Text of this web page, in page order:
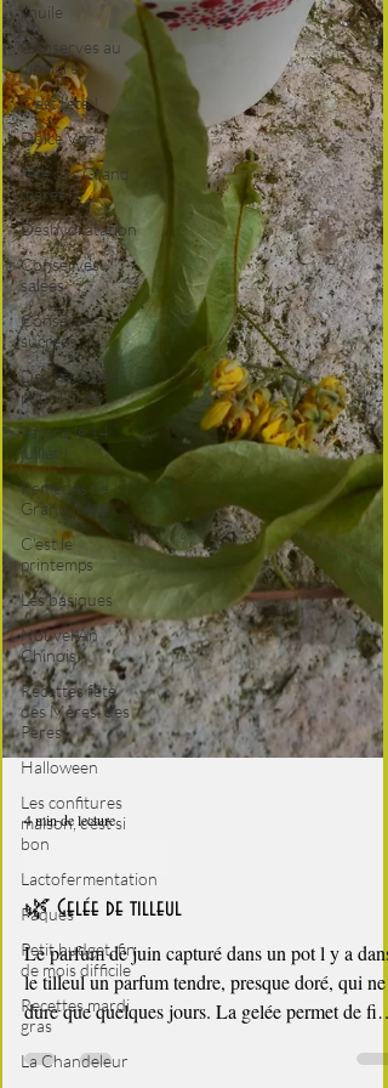
l'huile
Conserves au
vinaigre
C'est l'été !
Dolce Vita
fête des Grand
mères
Déshydratation
Conserves
salées
Conserves
sucrées
Des réserves
pour l'hiver
Fêtons le 14
juillet !
Remèdes de
Grand mère
C'est le
printemps
Les basiques
Nouvel An
Chinois
Recettes fête
des Mères, des
Pères
Halloween
Les confitures
maison, c'est si
bon
Lactofermentation
Pâques
Petit budget, fin
de mois difficile
Recettes mardi
gras
La Chandeleur
cuisine des fleurs
🌿 Gelée de tilleul
Le parfum de juin capturé dans un pot l y a dans